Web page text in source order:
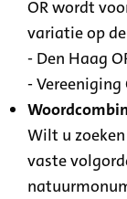
OR wordt
variatie op
- Den Haag
- Vereeniging
Wilt u
vaste